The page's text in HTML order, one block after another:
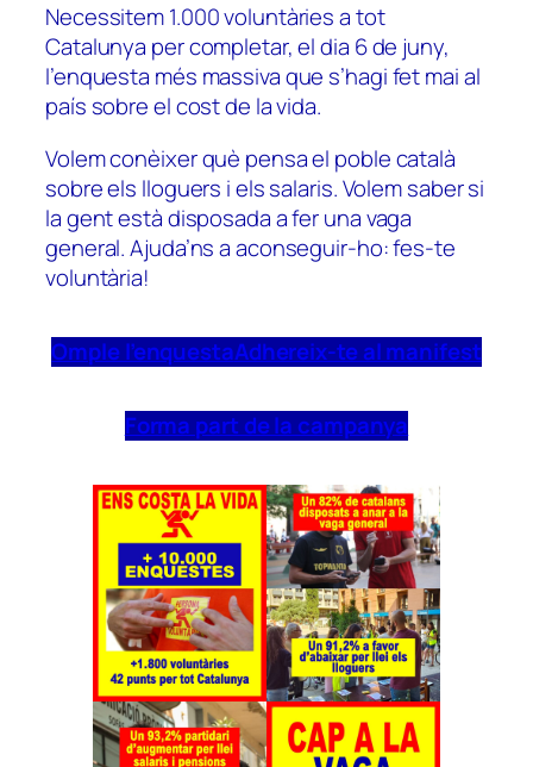
Necessitem 1.000 voluntàries a tot
Catalunya per completar, el dia 6 de juny,
l’enquesta més massiva que s’hagi fet mai al
país sobre el cost de la vida.
Volem conèixer què pensa el poble català
sobre els lloguers i els salaris. Volem saber si
la gent està disposada a fer una vaga
general. Ajuda’ns a aconseguir-ho: fes-te
voluntària!
Omple l’enquestaAdhereix-te al manifest
Forma part de la campanya